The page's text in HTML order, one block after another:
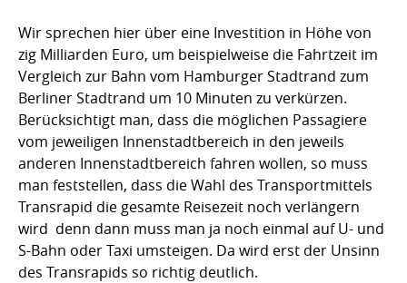
Wir sprechen hier über eine Investition in Höhe von
zig Milliarden Euro, um beispielweise die Fahrtzeit im
Vergleich zur Bahn vom Hamburger Stadtrand zum
Berliner Stadtrand um 10 Minuten zu verkürzen.
Berücksichtigt man, dass die möglichen Passagiere
vom jeweiligen Innenstadtbereich in den jeweils
anderen Innenstadtbereich fahren wollen, so muss
man feststellen, dass die Wahl des Transportmittels
Transrapid die gesamte Reisezeit noch verlängern
wird  denn dann muss man ja noch einmal auf U- und
S-Bahn oder Taxi umsteigen. Da wird erst der Unsinn
des Transrapids so richtig deutlich.